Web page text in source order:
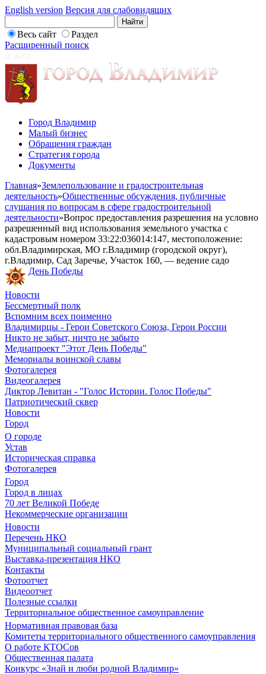
English version Версия для слабовидящих
Весь сайт
Раздел
Расширенный поиск
Город Владимир
Малый бизнес
Обращения граждан
Стратегия города
Документы
Главная»Землепользование и градостроительная
деятельность»Общественные обсуждения, публичные
слушания по вопросам в сфере градостроительной
деятельности»Вопрос предоставления разрешения на условно
разрешенный вид использования земельного участка с
кадастровым номером 33:22:036014:147, местоположение:
обл.Владимирская, МО г.Владимир (городской округ),
г.Владимир, Сад Заречье, Участок 160, — ведение садо
День Победы
Новости
Бессмертный полк
Вспомним всех поименно
Владимирцы - Герои Советского Союза, Герои России
Никто не забыт, ничто не забыто
Медиапроект "Этот День Победы"
Мемориалы воинской славы
Фотогалерея
Видеогалерея
Диктор Левитан - "Голос Истории. Голос Победы"
Патриотический сквер
Новости
Город
О городе
Устав
Историческая справка
Фотогалерея
Город
Город в лицах
70 лет Великой Победе
Некоммерческие организации
Новости
Перечень НКО
Муниципальный социальный грант
Выставка-презентация НКО
Контакты
Фотоотчет
Видеоотчет
Полезные ссылки
Территориальное общественное самоуправление
Нормативная правовая база
Комитеты территориального общественного самоуправления
О работе КТОСов
Общественная палата
Конкурс «Знай и люби родной Владимир»